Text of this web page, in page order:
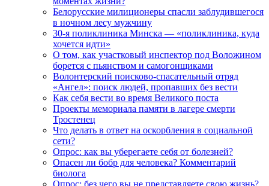
Белорусские милиционеры спасли заблудившегося
в ночном лесу мужчину
30-я поликлиника Минска — «поликлиника, куда
хочется идти»
О том, как участковый инспектор под Воложином
борется с пьянством и самогонщиками
Волонтерский поисково-спасательный отряд
«Ангел»: поиск людей, пропавших без вести
Как себя вести во время Великого поста
Проекты мемориала памяти в лагере смерти
Тростенец
Что делать в ответ на оскорбления в социальной
сети?
Опрос: как вы уберегаете себя от болезней?
Опасен ли бобр для человека? Комментарий
биолога